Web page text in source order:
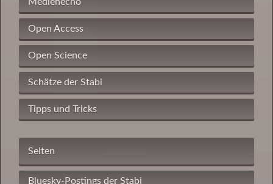
Medienecho
Open Access
Open Science
Schätze der Stabi
Tipps und Tricks
Seiten
Bluesky-Postings der Stabi